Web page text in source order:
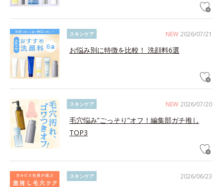
NEW 2026/07/21
スキンケア
お悩み別に特徴を比較！ 洗顔料6選
NEW 2026/07/20
スキンケア
毛穴悩み”ごっそり”オフ！編集部ガチ推し
TOP3
2026/06/23
スキンケア